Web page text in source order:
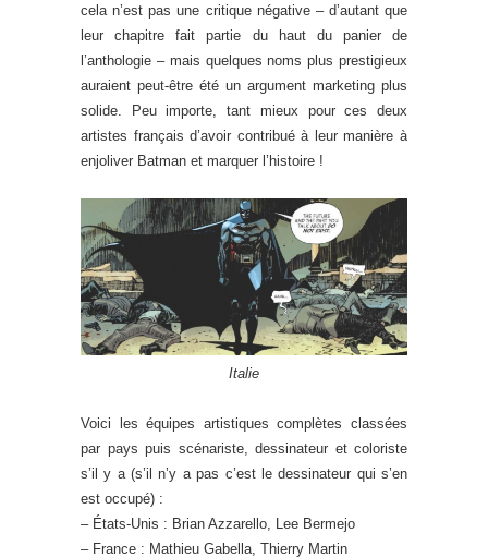
cela n’est pas une critique négative – d’autant que
leur chapitre fait partie du haut du panier de
l’anthologie – mais quelques noms plus prestigieux
auraient peut-être été un argument marketing plus
solide. Peu importe, tant mieux pour ces deux
artistes français d’avoir contribué à leur manière à
enjoliver Batman et marquer l’histoire !
Italie
Voici les équipes artistiques complètes classées
par pays puis scénariste, dessinateur et coloriste
s’il y a (s’il n’y a pas c’est le dessinateur qui s’en
est occupé) :
– États-Unis : Brian Azzarello, Lee Bermejo
– France : Mathieu Gabella, Thierry Martin